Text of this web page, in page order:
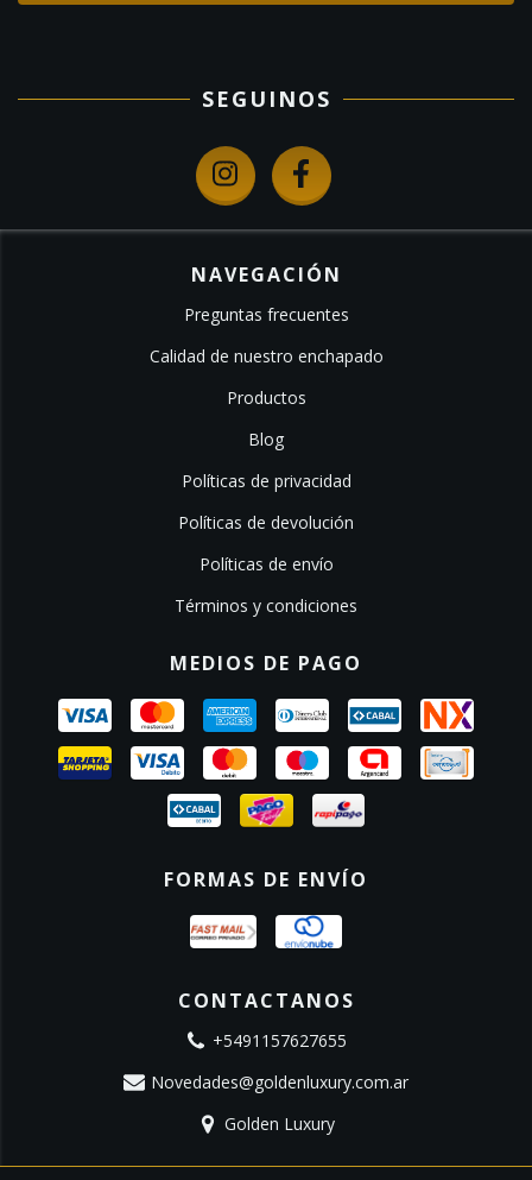
SEGUINOS
NAVEGACIÓN
Preguntas frecuentes
Calidad de nuestro enchapado
Productos
Blog
Políticas de privacidad
Políticas de devolución
Políticas de envío
Términos y condiciones
MEDIOS DE PAGO
FORMAS DE ENVÍO
CONTACTANOS
+5491157627655
Novedades@goldenluxury.com.ar
Golden Luxury